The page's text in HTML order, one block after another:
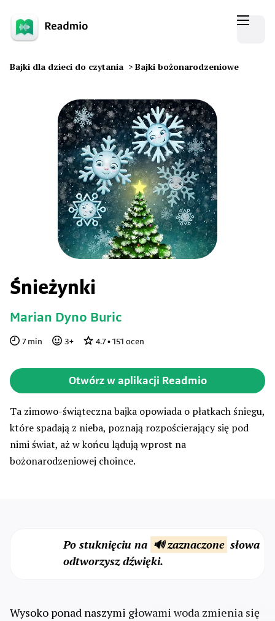
Bajki dla dzieci do czytania > Bajki bożonarodzeniowe
Śnieżynki
Marian Dyno Buric
7min 3+ 4.7• 151 ocen
Otwórz w aplikacji Readmio
Ta zimowo-świąteczna bajka opowiada o płatkach śniegu,
które spadają z nieba, poznają rozpościerający się pod
nimi świat, aż w końcu lądują wprost na
bożonarodzeniowej choince.
Po stuknięciu na 🔊 zaznaczone słowa
odtworzysz dźwięki.
Wysoko ponad naszymi głowami woda zmienia się